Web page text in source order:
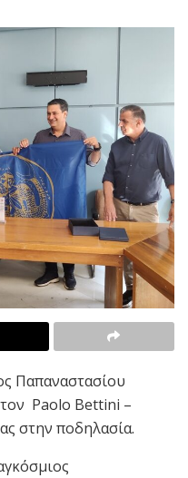
Παπαναστασίου
Paolo Bettini –
στην ποδηλασία.